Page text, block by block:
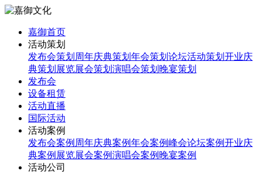
嘉御首页
活动策划
发布会策划 周年庆典策划 年会策划 论坛活动策划 开业庆
典策划 展览展会策划 演唱会策划 晚宴策划
发布会
设备租赁
活动直播
国际活动
活动案例
发布会案例 周年庆典案例年会案例峰会论坛案例开业庆
典案例 展览展会案例演唱会案例 晚宴案例
活动公司